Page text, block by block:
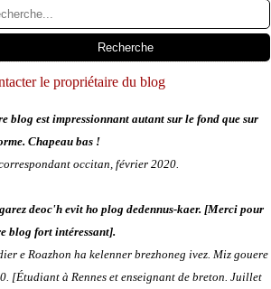
le propriétaire du blog
blog est impressionnant autant sur le fond que sur
Chapeau bas !
occitan, février 2020.
deoc'h evit ho plog dedennus-kaer. [Merci pour
blog fort intéressant].
e Roazhon ha kelenner brezhoneg ivez. Miz gouere
[Étudiant à Rennes et enseignant de breton. Juillet